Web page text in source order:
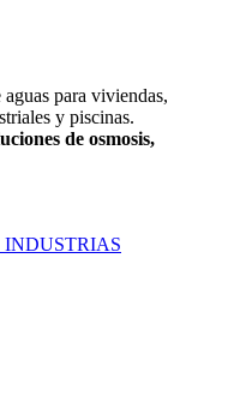
para viviendas,
y piscinas.
de osmosis,